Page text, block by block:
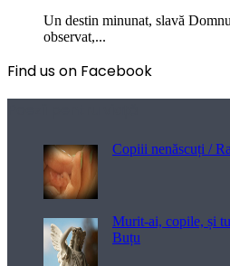
Un destin minunat, slavă
observat,...
Find us on Facebook
Copiii nenăscuți /
Murit-ai, copile, și
Buțu